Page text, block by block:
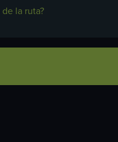
la ruta?